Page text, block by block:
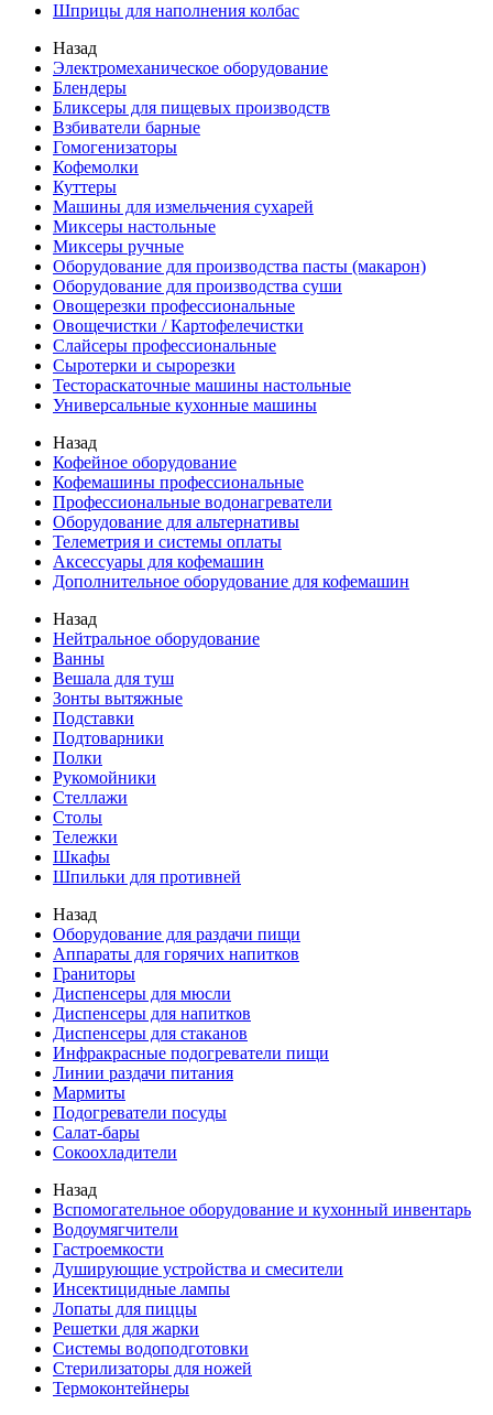
Шприцы для наполнения колбас
Назад
Электромеханическое оборудование
Блендеры
Бликсеры для пищевых производств
Взбиватели барные
Гомогенизаторы
Кофемолки
Куттеры
Машины для измельчения сухарей
Миксеры настольные
Миксеры ручные
Оборудование для производства пасты (макарон)
Оборудование для производства суши
Овощерезки профессиональные
Овощечистки / Картофелечистки
Слайсеры профессиональные
Сыротерки и сырорезки
Тестораскаточные машины настольные
Универсальные кухонные машины
Назад
Кофейное оборудование
Кофемашины профессиональные
Профессиональные водонагреватели
Оборудование для альтернативы
Телеметрия и системы оплаты
Аксессуары для кофемашин
Дополнительное оборудование для кофемашин
Назад
Нейтральное оборудование
Ванны
Вешала для туш
Зонты вытяжные
Подставки
Подтоварники
Полки
Рукомойники
Стеллажи
Столы
Тележки
Шкафы
Шпильки для противней
Назад
Оборудование для раздачи пищи
Аппараты для горячих напитков
Граниторы
Диспенсеры для мюсли
Диспенсеры для напитков
Диспенсеры для стаканов
Инфракрасные подогреватели пищи
Линии раздачи питания
Мармиты
Подогреватели посуды
Салат-бары
Сокоохладители
Назад
Вспомогательное оборудование и кухонный инвентарь
Водоумягчители
Гастроемкости
Душирующие устройства и смесители
Инсектицидные лампы
Лопаты для пиццы
Решетки для жарки
Системы водоподготовки
Стерилизаторы для ножей
Термоконтейнеры